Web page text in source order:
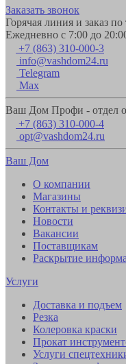
Заказать звонок
Горячая линия и заказ
Ежедневно с 7:00 до
+7 (863) 310-000-3
info@vashdom24.ru
Telegram
Max
Ваш Дом Профи - отдел
+7 (863) 310-000-4
opt@vashdom24.ru
Ваш Дом
О компании
Магазины
Контакты и
Новости
Вакансии
Поставщикам
Раскрытие
Услуги
Доставка и подъем
Резка
Колеровка краски
Прокат
Услуги